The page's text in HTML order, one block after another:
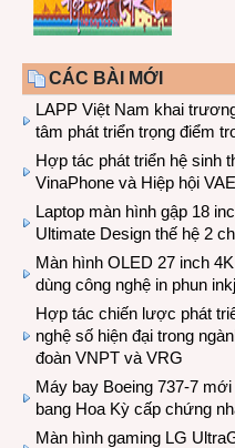
CÁC BÀI MỚI
LAPP Việt Nam khai
tâm phát triển trọng điểm
Hợp tác phát triển hệ sinh
VinaPhone và Hiệp hội
Laptop màn hình gập 18
Ultimate Design thế hệ 2
Màn hình OLED 27 inch
dùng công nghệ in phun
Hợp tác chiến lược phát
nghệ số hiện đại trong
đoàn VNPT và VRG
Máy bay Boeing 737-7
bang Hoa Kỳ cấp chứng
Màn hình gaming LG